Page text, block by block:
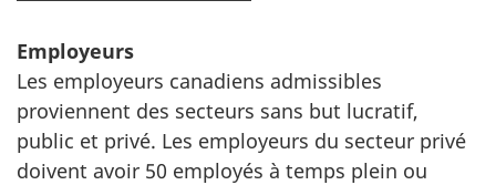
Employeurs
Les employeurs canadiens admissibles
proviennent des secteurs sans but lucratif,
public et privé. Les employeurs du secteur privé
doivent avoir 50 employés à temps plein ou